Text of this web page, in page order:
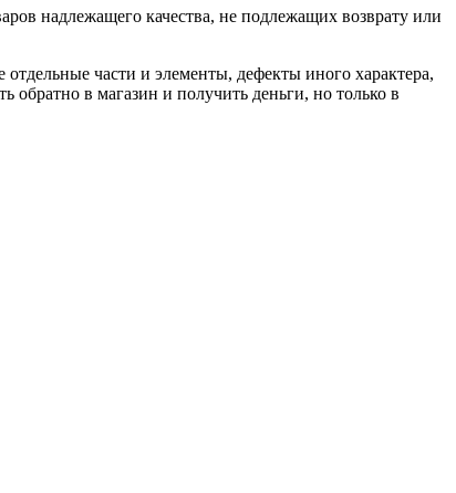
надлежащего качества, не подлежащих возврату или
части и элементы, дефекты иного характера,
в магазин и получить деньги, но только в